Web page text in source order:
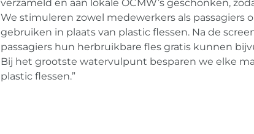
verzameld en aan lokale OCMW’s geschonken,
We stimuleren zowel medewerkers als passagiers
gebruiken in plaats van plastic flessen. Na de
passagiers hun herbruikbare fles gratis kunnen
Bij het grootste watervulpunt besparen we elke
plastic flessen.”